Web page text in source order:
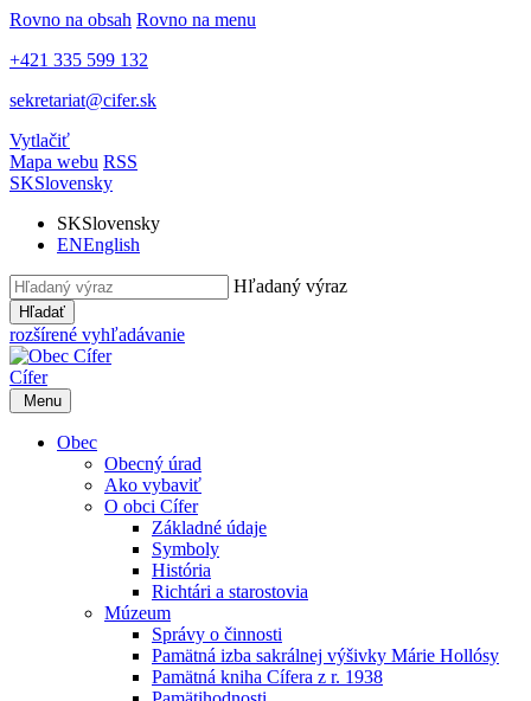
Rovno na obsah Rovno na menu
+421 335 599 132
sekretariat@cifer.sk
Vytlačiť
Mapa webu RSS
SKSlovensky
SKSlovensky
ENEnglish
Hľadaný výraz
Hľadať
rozšírené vyhľadávanie
Cífer
Menu
Obec
Obecný úrad
Ako vybaviť
O obci Cífer
Základné údaje
Symboly
História
Richtári a starostovia
Múzeum
Správy o činnosti
Pamätná izba sakrálnej výšivky Márie Hollósy
Pamätná kniha Cífera z r. 1938